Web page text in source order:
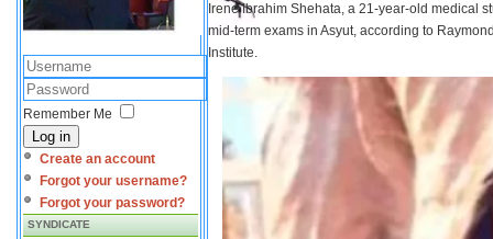
Remember Me
Log in
Create an account
Forgot your username?
Forgot your password?
SYNDICATE
Irene Ibrahim Shehata, a 21-year-old medical
mid-term exams in Asyut, according to
Institute.